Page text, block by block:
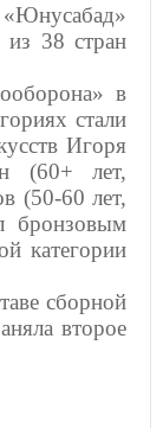
из 38 стран
в
стали
Игоря
(60+ лет,
(50-60 лет,
бронзовым
категории
сборной
второе